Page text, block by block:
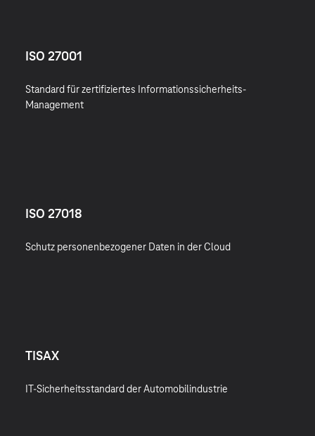
ISO 27001
Standard für zertifiziertes Informationssicherheits-
Management
ISO 27018
Schutz personenbezogener Daten in der Cloud
TISAX
IT-Sicherheitsstandard der Automobilindustrie